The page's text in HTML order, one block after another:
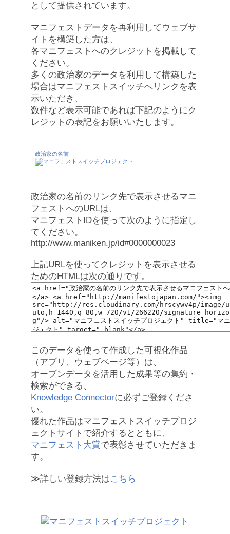
として提供されています。
マニフェストデータを再利用してウェブサ
イトを構築した方は、
各マニフェストへのクレジットを掲載して
ください。
多くの政治家のデータを利用して構築した
場合はマニフェストスイッチへリンクを表
示いただき、
数件など表示可能であれば下記のようにク
レジットの表記をお願いいたします。
政治家の名前
政治家の名前のリンク先で表示させるマニ
フェストへのURLは、
マニフェストIDを使って次のように指定し
てください。
http://www.maniken.jp/id#0000000023
上記URLを使ってクレジットを表示させる
ためのHTMLは次の通りです。
このデータを使って作成した可視化作品
（アプリ、ウェブページ等）は、
オープンデータを活用した成果等の集約・
検索ができる、
Knowledge Connectorに必ずご登録くださ
い。
優れた作品はマニフェストスイッチプロジ
ェクトサイトで紹介するとともに、
マニフェスト大賞で表彰させていただきま
す。
≫詳しい登録方法はこちら